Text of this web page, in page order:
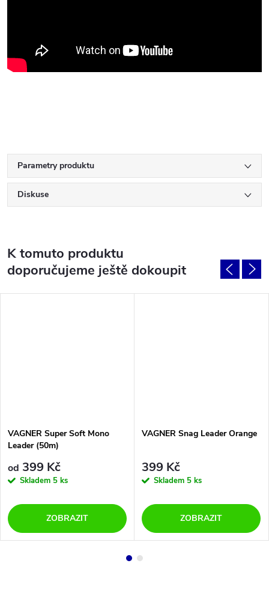
Parametry produktu
Diskuse
K tomuto produktu
doporučujeme ještě dokoupit
VAGNER Super Soft Mono
Leader (50m)
od 399 Kč
Skladem 5 ks
ZOBRAZIT
VAGNER Snag Leader Orange
399 Kč
Skladem 5 ks
ZOBRAZIT